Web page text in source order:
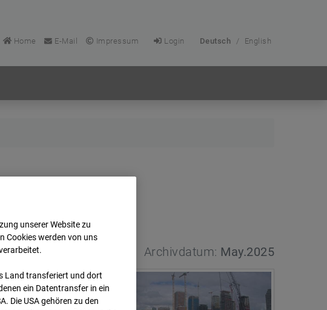
Home E-Mail Impressum Login Deutsch / English
Archivdatum: May.2025
unserer Website zu
Cookies werden von uns
Land transferiert und dort
ein Datentransfer in ein
Die USA gehören zu den